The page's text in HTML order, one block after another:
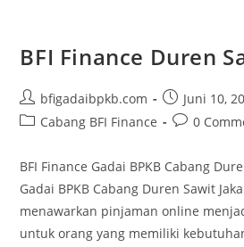
BFI Finance Duren
bfigadaibpkb.com
Juni 10,
Cabang BFI Finance
0
BFI Finance Gadai BPKB Cabang
Gadai BPKB Cabang Duren Sawit
menawarkan pinjaman online
untuk orang yang memiliki